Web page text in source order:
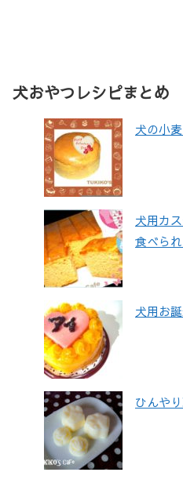
犬おやつレシピまとめ
犬の小
犬用カ
食べら
犬用お
ひんや